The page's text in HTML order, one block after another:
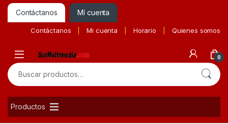
Contáctanos Mí cuenta
Contáctanos Mi cuenta Horario Quienes somos
0
Buscar por:
Productos